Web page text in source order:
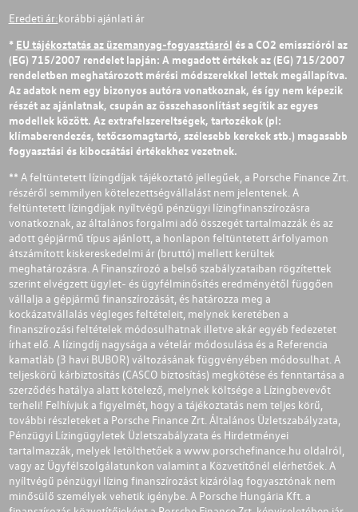
Eredeti ár:korábbi ajánlati ár
* EU tájékoztatás az üzemanyag-fogyasztásról és a CO2 emisszióról az
(EG) 715/2007 rendelet lapján: A megadott értékek az (EG) 715/2007
rendeletben meghatározott mérési módszerekkel lettek megállapítva.
Az adatok nem egy bizonyos autóra vonatkoznak, és így nem képezik
részét az ajánlatnak, csupán az összehasonlítást segítik az egyes
modellek között. Az extrafelszereltségek, tartozékok (pl:
klímaberendezés, tetőcsomagtartó, szélesebb kerekek stb.) magasabb
fogyasztási és kibocsátási értékekhez vezetnek.
** A feltüntetett lízingdíjak tájékoztató jellegűek, a Porsche Finance Zrt.
részéről semmilyen kötelezettségvállalást nem jelentenek. A
feltüntetett lízingdíjak nyíltvégű pénzügyi lízingfinanszírozásra
vonatkoznak, az általános forgalmi adó összegét tartalmazzák és az
adott gépjármű típus ajánlott, a honlapon feltüntetett árfolyamon
átszámított kiskereskedelmi ár (bruttó) mellett kerültek
meghatározásra. A Finanszírozó a belső szabályzataiban rögzítettek
szerint elvégzett ügylet- és ügyfélminősítés eredményétől függően
vállalja a gépjármű finanszírozását, és határozza meg a
kockázatvállalás végleges feltételeit, melynek keretében a
finanszírozási feltételek módosulhatnak illetve akár egyéb fedezetet
írhat elő. A lízingdíj nagysága a vételár módosulása és a Referencia
kamatláb (3 havi BUBOR) változásának függvényében módosulhat. A
teljeskörű kárbiztosítás (CASCO biztosítás) megkötése és fenntartása a
szerződés hatálya alatt kötelező, melynek költsége a Lízingbevevőt
terheli! Felhívjuk a figyelmét, hogy a tájékoztatás nem teljes körű,
további részleteket a Porsche Finance Zrt. Általános Üzletszabályzata,
Pénzügyi Lízingügyletek Üzletszabályzata és Hirdetményei
tartalmazzák, melyek letölthetőek a www.porschefinance.hu oldalról,
vagy az Ügyfélszolgálatunkon valamint a Közvetítőnél elérhetőek. A
nyíltvégű pénzügyi lízing finanszírozást kizárólag fogyasztónak nem
minősülő személyek vehetik igénybe. A Porsche Hungária Kft. a